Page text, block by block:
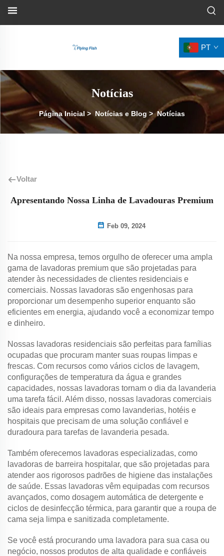
PT
Notícias
Página Inicial > Notícias e Blog >Notícias
Voltar
Apresentando Nossa Linha de Lavadouras Premium
Feb 09, 2024
Na nossa empresa, temos orgulho de oferecer uma ampla
gama de lavadoras premium que são projetadas para
atender às necessidades de clientes residenciais e
comerciais. Nossas lavadoras são engenhosas para
proporcionar um desempenho superior enquanto são
eficientes em energia, ajudando você a economizar tempo
e dinheiro.
Nossas lavadoras residenciais são perfeitas para famílias
ocupadas que procuram manter suas roupas limpas e
frescas. Com recursos como vários ciclos de lavagem,
configurações de temperatura da água e grandes
capacidades, nossas lavadoras tornam o dia da lavanderia
uma tarefa fácil. Além disso, nossas lavadoras comerciais
são ideais para empresas como lavanderias, hotéis e
hospitais que precisam de uma solução confiável e
duradoura para tarefas de lavanderia pesada.
Também oferecemos lavadoras especializadas, como
lavadoras de barreira hospitalar, que são projetadas para
atender aos rigorosos padrões de higiene das instalações
de saúde. Essas lavadoras vêm equipadas com recursos
avançados, como dosagem automática de detergente e
ciclos de desinfecção térmica, para garantir que a roupa de
cama seja limpa e sanitizada completamente.
Se você está procurando uma lavadora para sua casa ou
negócio, nossos produtos de alta qualidade e confiáveis